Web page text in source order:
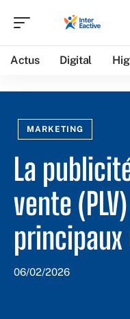
Actus Digital
MARKETING
La
vente
principaux
06/02/2026